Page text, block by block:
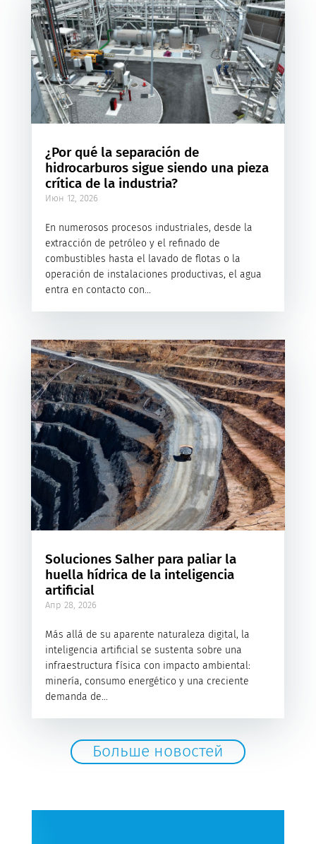
¿Por qué la separación de
hidrocarburos sigue siendo una pieza
crítica de la industria?
Июн 12, 2026
En numerosos procesos industriales, desde la
extracción de petróleo y el refinado de
combustibles hasta el lavado de flotas o la
operación de instalaciones productivas, el agua
entra en contacto con...
Soluciones Salher para paliar la
huella hídrica de la inteligencia
artificial
Апр 28, 2026
Más allá de su aparente naturaleza digital, la
inteligencia artificial se sustenta sobre una
infraestructura física con impacto ambiental:
minería, consumo energético y una creciente
demanda de...
Больше новостей